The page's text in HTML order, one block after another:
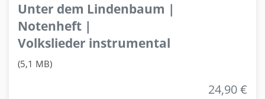
Unter dem Lindenbaum |
Notenheft |
Volkslieder instrumental
(5,1 MB)
24,90 €